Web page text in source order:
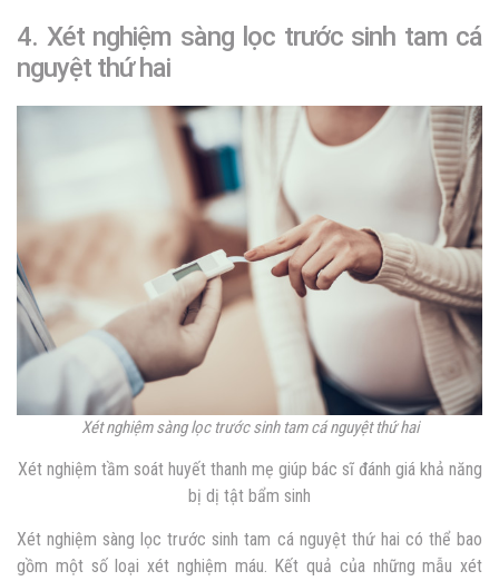
4. Xét nghiệm sàng lọc trước sinh tam cá
nguyệt thứ hai
Xét nghiệm sàng lọc trước sinh tam cá nguyệt thứ hai
Xét nghiệm tầm soát huyết thanh mẹ giúp bác sĩ đánh giá khả năng
bị dị tật bẩm sinh
Xét nghiệm sàng lọc trước sinh tam cá nguyệt thứ hai có thể bao
gồm một số loại xét nghiệm máu. Kết quả của những mẫu xét